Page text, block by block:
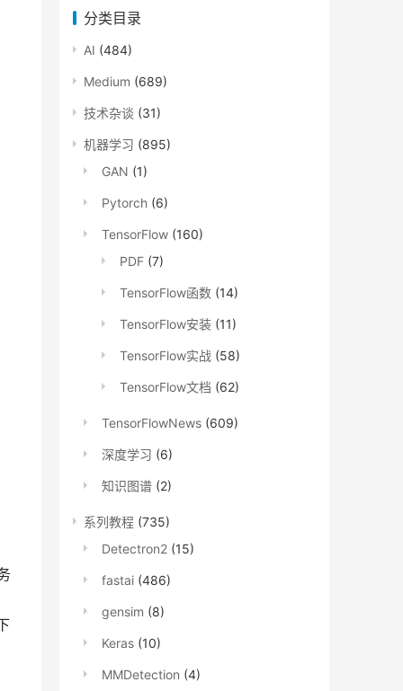
分类目录
AI (484)
Medium (689)
技术杂谈 (31)
机器学习 (895)
GAN (1)
Pytorch (6)
TensorFlow (160)
PDF (7)
TensorFlow函数 (14)
TensorFlow安装 (11)
TensorFlow实战 (58)
TensorFlow文档 (62)
TensorFlowNews (609)
深度学习 (6)
知识图谱 (2)
系列教程 (735)
Detectron2 (15)
fastai (486)
gensim (8)
Keras (10)
MMDetection (4)